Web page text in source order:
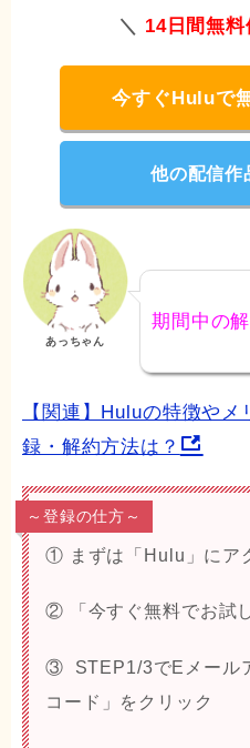
＼ 14日間無
今すぐHuluで
他の配信作
あっちゃん
期間中の
【関連】Huluの特徴や
録・解約方法は？
～登録の仕方～
① まずは「Hulu」に
② 「今すぐ無料でお試
③ STEP1/3でEメール
コード」をクリック